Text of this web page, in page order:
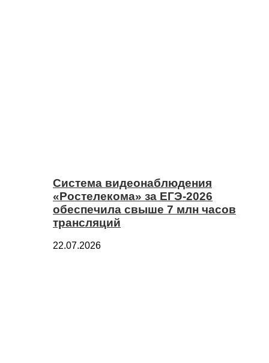
Система видеонаблюдения
«Ростелекома» за ЕГЭ-2026
обеспечила свыше 7 млн часов
трансляций
22.07.2026